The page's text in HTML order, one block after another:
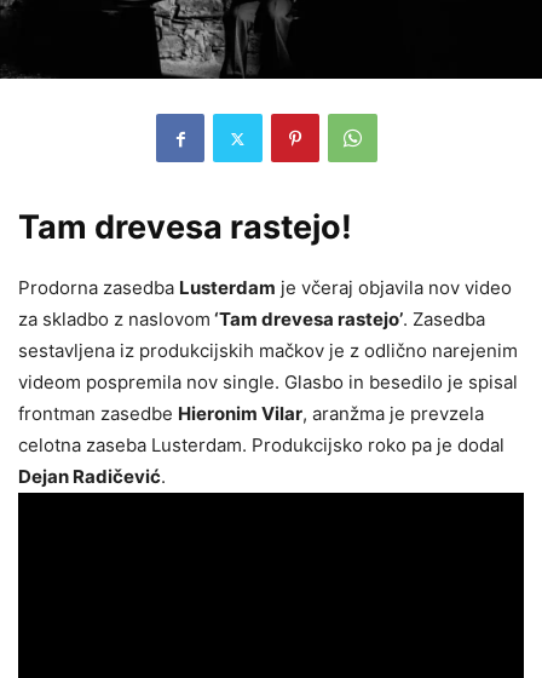
Tam drevesa rastejo!
Prodorna zasedba Lusterdam je včeraj objavila nov video
za skladbo z naslovom ‘Tam drevesa rastejo’. Zasedba
sestavljena iz produkcijskih mačkov je z odlično narejenim
videom pospremila nov single. Glasbo in besedilo je spisal
frontman zasedbe Hieronim Vilar, aranžma je prevzela
celotna zaseba Lusterdam. Produkcijsko roko pa je dodal
Dejan Radičević.